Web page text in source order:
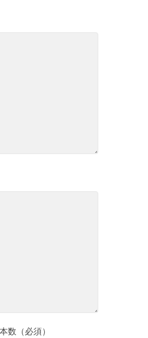
数（必須）